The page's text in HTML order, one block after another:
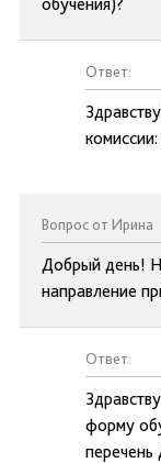
Ответ:
Вопрос от Ирина
Добрый день!
направление
Ответ:
форму